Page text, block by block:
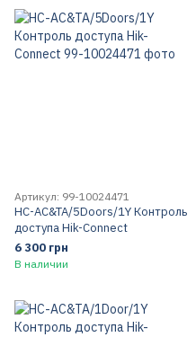
Артикул: 99-10024471
HC-AC&TA/5Doors/1Y Контроль
доступа Hik-Connect
6 300 грн
В наличии